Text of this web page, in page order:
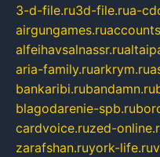
3-d-file.ru3d-file.rua-
airgungames.ru
alfeihavsalnassr.ru
aria-family.ruarkrym.ru
bankaribi.rubandamn.ru
blagodarenie-spb.ru
cardvoice.ruzed-
zarafshan.ruyork-life.ru